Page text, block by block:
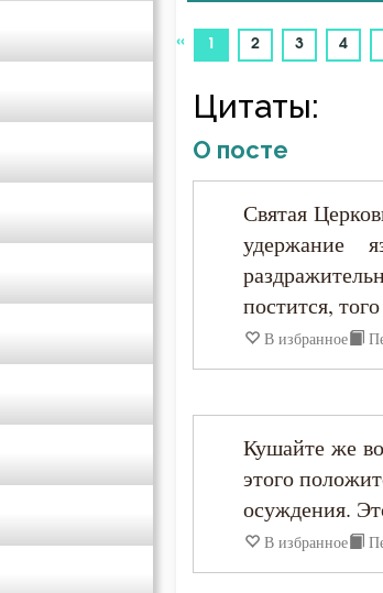
Аврелий Августин
Амвросий
Амвросий
Амфилохий
Анастасий
Анастасий Синаит
Антоний Великий
Антоний Оптинский
Арсений Великий
« 1 (current)
2 3 4
Цитаты:
О посте
Святая
удержание
постится,
В избранное
Кушайте же
этого
осуждения.
В избранное